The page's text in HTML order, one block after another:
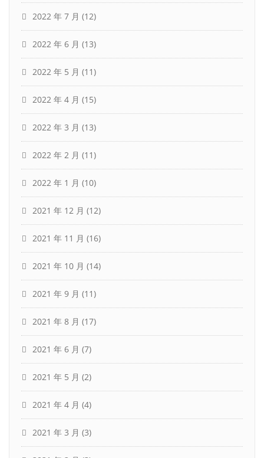
2022 年 7 月 (12)
2022 年 6 月 (13)
2022 年 5 月 (11)
2022 年 4 月 (15)
2022 年 3 月 (13)
2022 年 2 月 (11)
2022 年 1 月 (10)
2021 年 12 月 (12)
2021 年 11 月 (16)
2021 年 10 月 (14)
2021 年 9 月 (11)
2021 年 8 月 (17)
2021 年 6 月 (7)
2021 年 5 月 (2)
2021 年 4 月 (4)
2021 年 3 月 (3)